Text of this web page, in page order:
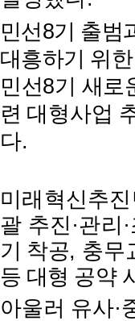
민선8기 출범
대흥하기 위
민선8기 새로
련 대형사업
다.
미래혁신추
괄 추진 ·관리 ·
기 착공, 충무
등 대형 공약
아울러 유사·